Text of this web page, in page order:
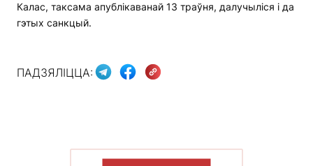
Калас, таксама апублікаванай 13 траўня, далучыліся і да
гэтых санкцый.
ПАДЗЯЛІЦЦА: